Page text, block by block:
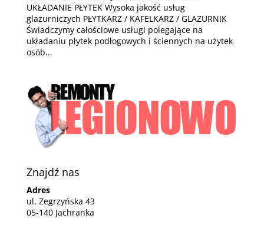
UKŁADANIE PŁYTEK Wysoka jakość usług
glazurniczych PŁYTKARZ / KAFELKARZ / GLAZURNIK
Świadczymy całościowe usługi polegające na
układaniu płytek podłogowych i ściennych na użytek
osób...
Znajdź nas
Adres
ul. Zegrzyńska 43
05-140 Jachranka